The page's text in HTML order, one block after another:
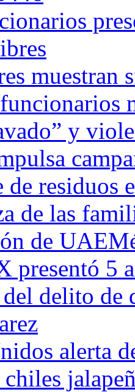
muestran
y
de residuos
de las
de
presentó 5
delito de
alerta
chiles